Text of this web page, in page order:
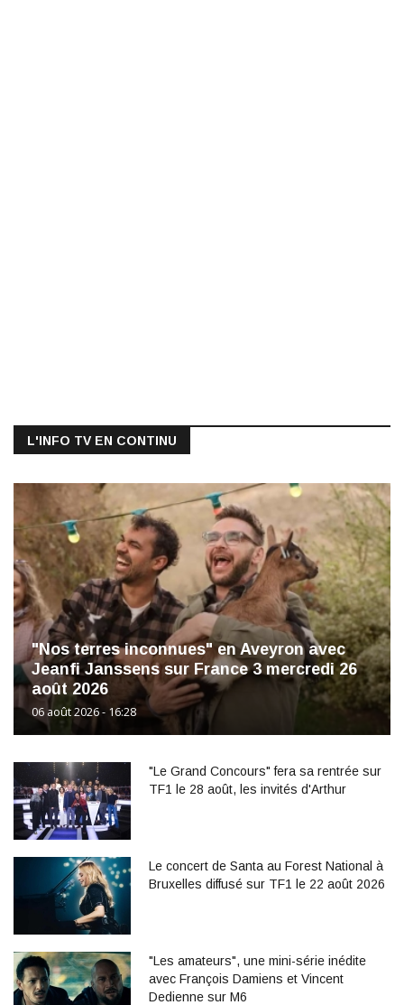
L'INFO TV EN CONTINU
"Nos terres inconnues" en Aveyron avec
Jeanfi Janssens sur France 3 mercredi 26
août 2026
06 août 2026 - 16:28
"Le Grand Concours" fera sa rentrée sur
TF1 le 28 août, les invités d'Arthur
Le concert de Santa au Forest National à
Bruxelles diffusé sur TF1 le 22 août 2026
"Les amateurs", une mini-série inédite
avec François Damiens et Vincent
Dedienne sur M6